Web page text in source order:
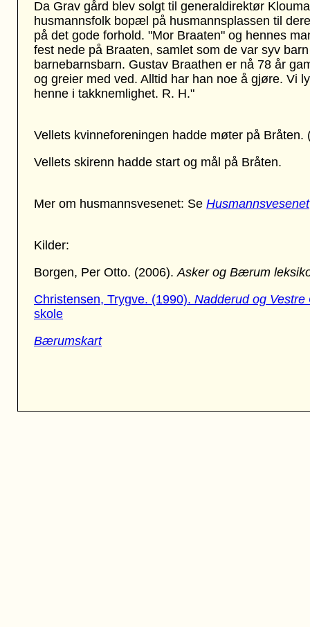
Da Grav gård blev solgt til generaldirektør
husmannsfolk bopæl på husmannsplassen til
på det gode forhold. "Mor Braaten" og hennes
fest nede på Braaten, samlet som de var syv
barnebarnsbarn. Gustav Braathen er nå 78 år
og greier med ved. Alltid har han noe å gjøre. Vi
henne i takknemlighet. R. H."
Vellets kvinneforeningen hadde møter på
Vellets skirenn hadde start og mål på Bråten.
Mer om husmannsvesenet: Se Husmannsvesenet
Kilder:
Borgen, Per Otto. (2006).Asker og Bærum
Christensen, Trygve. (1990). Nadderud og
skole
Bærumskart